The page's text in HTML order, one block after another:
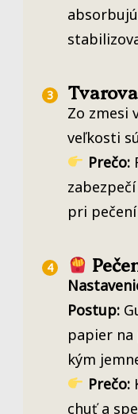
Zo zmesi
veľkosti
Prečo:
pri
Postup:
papier na
kým
Prečo:
chuť a